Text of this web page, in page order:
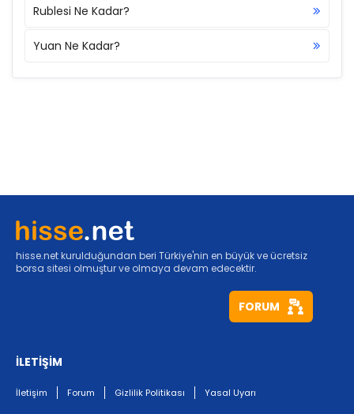
Rublesi Ne Kadar?
Yuan Ne Kadar?
hisse.net kurulduğundan beri Türkiye'nin en büyük ve ücretsiz
borsa sitesi olmuştur ve olmaya devam edecektir.
FORUM
İLETİŞİM
İletişim Forum Gizlilik Politikası Yasal Uyarı